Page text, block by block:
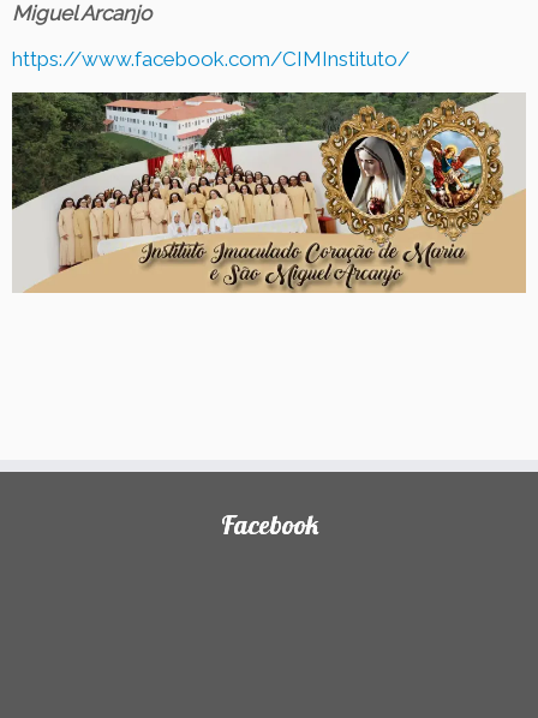
Miguel Arcanjo
https://www.facebook.com/CIMInstituto/
Facebook